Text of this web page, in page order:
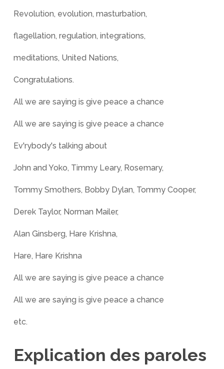
Revolution, evolution, masturbation,
flagellation, regulation, integrations,
meditations, United Nations,
Congratulations.
All we are saying is give peace a chance
All we are saying is give peace a chance
Ev'rybody's talking about
John and Yoko, Timmy Leary, Rosemary,
Tommy Smothers, Bobby Dylan, Tommy Cooper,
Derek Taylor, Norman Mailer,
Alan Ginsberg, Hare Krishna,
Hare, Hare Krishna
All we are saying is give peace a chance
All we are saying is give peace a chance
etc.
Explication des paroles